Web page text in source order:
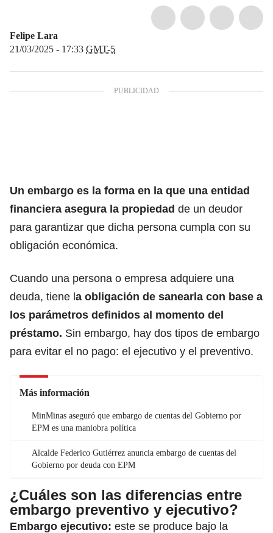
Felipe Lara
21/03/2025 - 17:33 GMT-5
Un embargo es la forma en la que una entidad
financiera asegura la propiedad de un deudor
para garantizar que dicha persona cumpla con su
obligación económica.
Cuando una persona o empresa adquiere una
deuda, tiene la obligación de sanearla con base a
los parámetros definidos al momento del
préstamo. Sin embargo, hay dos tipos de embargo
para evitar el no pago: el ejecutivo y el preventivo.
Más información
MinMinas aseguró que embargo de cuentas del Gobierno por
EPM es una maniobra política
Alcalde Federico Gutiérrez anuncia embargo de cuentas del
Gobierno por deuda con EPM
¿Cuáles son las diferencias entre
embargo preventivo y ejecutivo?
Embargo ejecutivo: este se produce bajo la